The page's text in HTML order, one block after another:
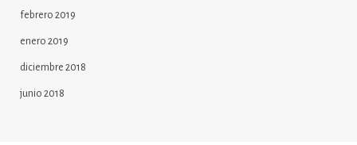
febrero 2019
enero 2019
diciembre 2018
junio 2018